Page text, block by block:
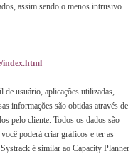
assim sendo o menos intrusivo
index.html
usuário, aplicações utilizadas,
informações são obtidas através de
pelo cliente. Todos os dados são
poderá criar gráficos e ter as
é similar ao Capacity Planner